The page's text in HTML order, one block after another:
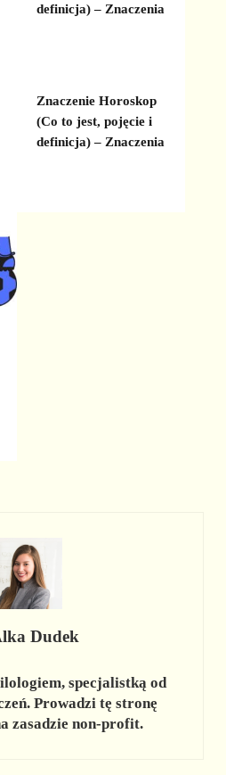
definicja) – Znaczenia
Znaczenie Horoskop
(Co to jest, pojęcie i
definicja) – Znaczenia
Dudek
specjalistką od
Prowadzi tę stronę
zasadzie non-profit.